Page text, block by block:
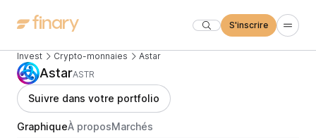
S'inscrire
Invest Crypto-monnaies Astar
AstarASTR
Suivre dans votre portfolio
GraphiqueÀ proposMarchés